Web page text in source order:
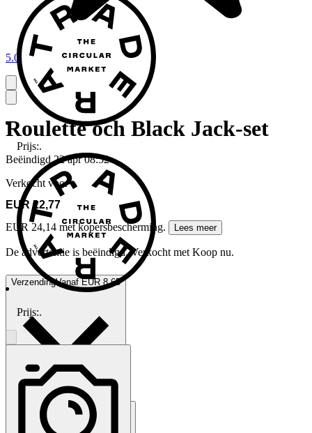
5.0
Roulette och Black Jack-set
Beëindigd 22 apr 08:52
Verkocht voor
EUR 22,77
EUR 24,14 met kopersbescherming.
Lees meer
De advertentie is beëindigd. Verkocht met Koop nu.
VerzendingVanaf EUR 8,65
Lokaal ophalensolna, Zweden
Prijs:.
Prijs:.